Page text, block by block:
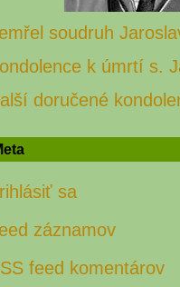
soudruh
k úmrtí s.
doručené
sa
záznamov
feed komentárov